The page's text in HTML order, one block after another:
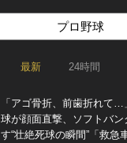
プロ野球
最新 24時間
「アゴ骨折、前歯折れて…
球が顔面直撃、ソフトバン
す“壮絶死球の瞬間”「救急